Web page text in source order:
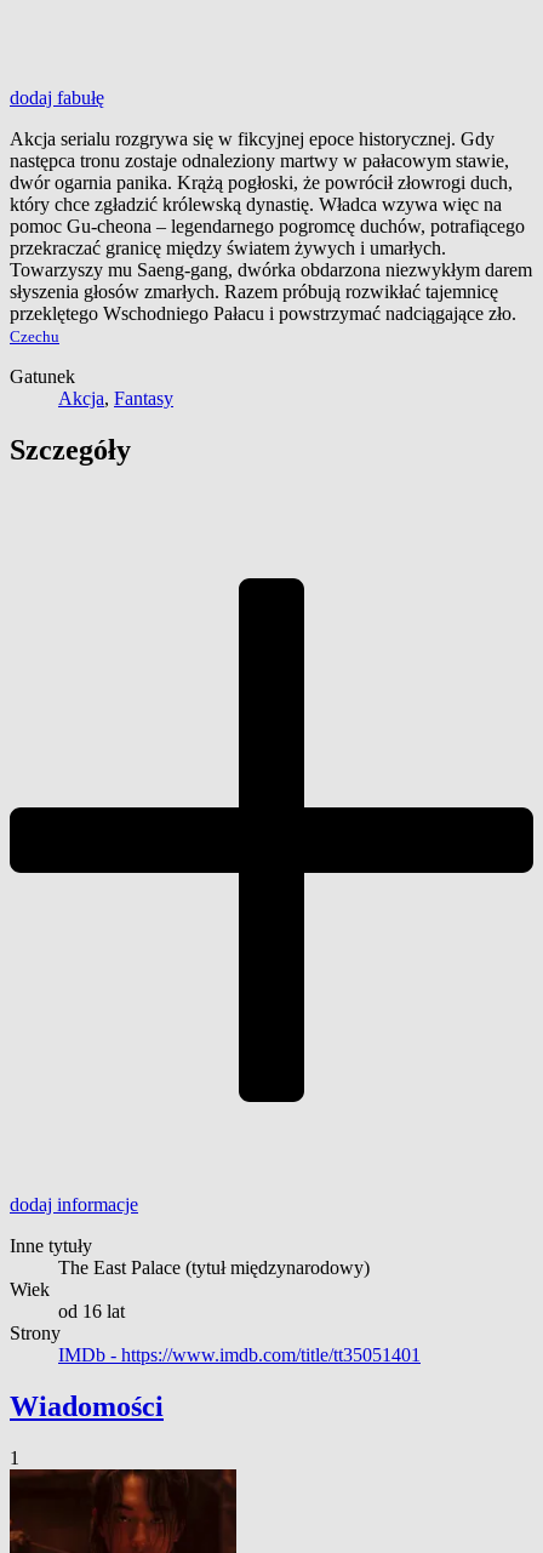
dodaj fabułę
Akcja serialu rozgrywa się w fikcyjnej epoce historycznej. Gdy
następca tronu zostaje odnaleziony martwy w pałacowym stawie,
dwór ogarnia panika. Krążą pogłoski, że powrócił złowrogi duch,
który chce zgładzić królewską dynastię. Władca wzywa więc na
pomoc Gu-cheona – legendarnego pogromcę duchów, potrafiącego
przekraczać granicę między światem żywych i umarłych.
Towarzyszy mu Saeng-gang, dwórka obdarzona niezwykłym darem
słyszenia głosów zmarłych. Razem próbują rozwikłać tajemnicę
przeklętego Wschodniego Pałacu i powstrzymać nadciągające zło.
Czechu
Gatunek
Akcja, Fantasy
Szczegóły
dodaj informacje
Inne tytuły
The East Palace (tytuł międzynarodowy)
Wiek
od 16 lat
Strony
IMDb - https://www.imdb.com/title/tt35051401
Wiadomości
1